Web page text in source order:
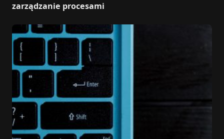
zarządzanie procesami